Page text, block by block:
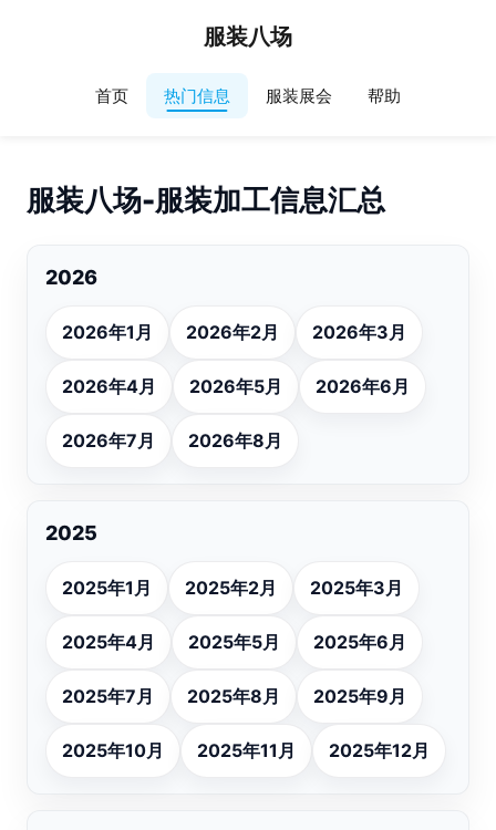
服装八场
首页 热门信息 服装展会 帮助
服装八场-服装加工信息汇总
2026
2026年1月 2026年2月 2026年3月
2026年4月 2026年5月 2026年6月
2026年7月 2026年8月
2025
2025年1月 2025年2月 2025年3月
2025年4月 2025年5月 2025年6月
2025年7月 2025年8月 2025年9月
2025年10月 2025年11月 2025年12月